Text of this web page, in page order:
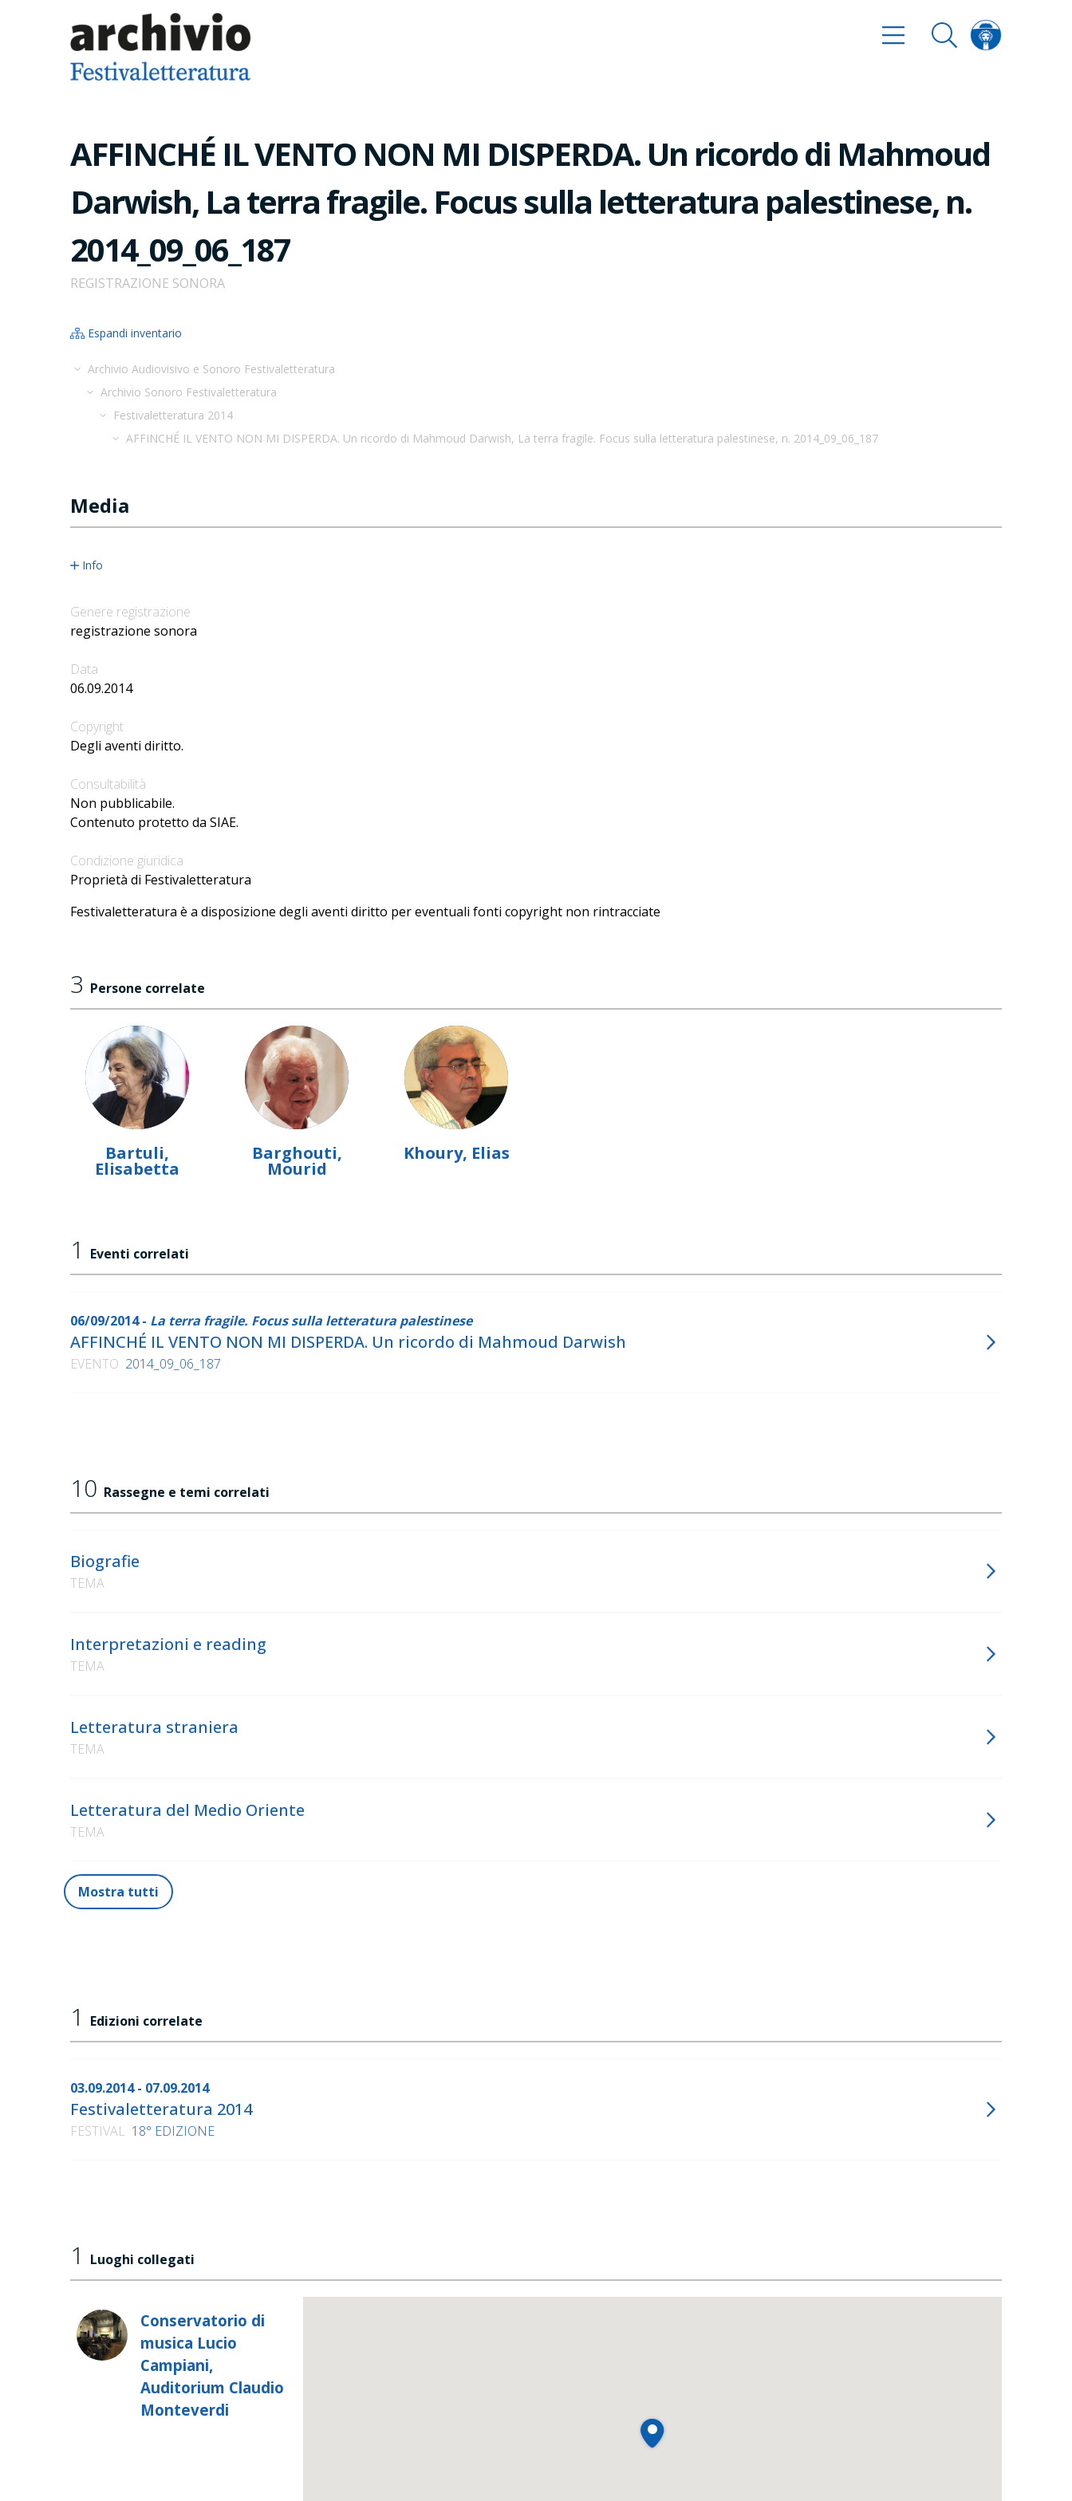
AFFINCHÉ IL VENTO NON MI DISPERDA. Un ricordo di Mahmoud
Darwish, La terra fragile. Focus sulla letteratura palestinese, n.
2014_09_06_187
REGISTRAZIONE SONORA
Espandi inventario
Archivio Audiovisivo e Sonoro Festivaletteratura
Archivio Sonoro Festivaletteratura
Festivaletteratura 2014
AFFINCHÉ IL VENTO NON MI DISPERDA. Un ricordo di Mahmoud Darwish, La terra fragile. Focus sulla letteratura palestinese, n. 2014_09_06_187
Media
Info
Genere registrazione
registrazione sonora
Data
06.09.2014
Copyright
Degli aventi diritto.
Consultabilità
Non pubblicabile.
Contenuto protetto da SIAE.
Condizione giuridica
Proprietà di Festivaletteratura
Festivaletteratura è a disposizione degli aventi diritto per eventuali fonti copyright non rintracciate
3 Persone correlate
Bartuli,
Elisabetta
Barghouti,
Mourid
Khoury, Elias
1 Eventi correlati
06/09/2014 - La terra fragile. Focus sulla letteratura palestinese
AFFINCHÉ IL VENTO NON MI DISPERDA. Un ricordo di Mahmoud Darwish
EVENTO 2014_09_06_187
10 Rassegne e temi correlati
Biografie
TEMA
Interpretazioni e reading
TEMA
Letteratura straniera
TEMA
Letteratura del Medio Oriente
TEMA
Mostra tutti
1 Edizioni correlate
03.09.2014 - 07.09.2014
Festivaletteratura 2014
FESTIVAL 18° EDIZIONE
1 Luoghi collegati
Conservatorio di
musica Lucio
Campiani,
Auditorium Claudio
Monteverdi